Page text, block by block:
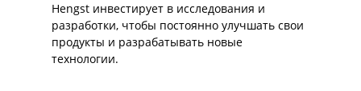
Hengst инвестирует в исследования и
разработки, чтобы постоянно улучшать свои
продукты и разрабатывать новые
технологии.